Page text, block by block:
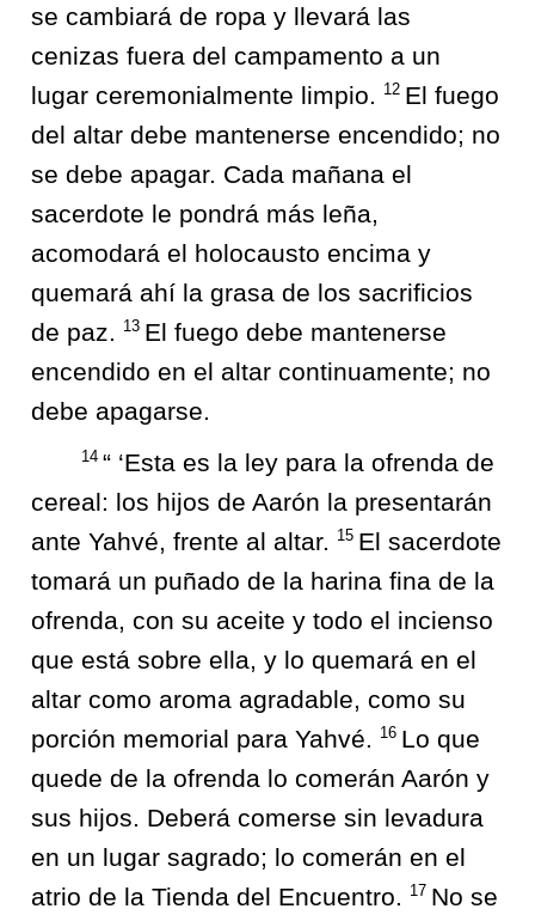
se cambiará de ropa y llevará las
cenizas fuera del campamento a un
lugar ceremonialmente limpio.
12 El fuego
del altar debe mantenerse encendido; no
se debe apagar. Cada mañana el
sacerdote le pondrá más leña,
acomodará el holocausto encima y
quemará ahí la grasa de los sacrificios
de paz.
13 El fuego debe mantenerse
encendido en el altar continuamente; no
debe apagarse.
14 “ ‘Esta es la ley para la ofrenda de
cereal: los hijos de Aarón la presentarán
ante Yahvé, frente al altar.
15 El sacerdote
tomará un puñado de la harina fina de la
ofrenda, con su aceite y todo el incienso
que está sobre ella, y lo quemará en el
altar como aroma agradable, como su
porción memorial para Yahvé.
16 Lo que
quede de la ofrenda lo comerán Aarón y
sus hijos. Deberá comerse sin levadura
en un lugar sagrado; lo comerán en el
atrio de la Tienda del Encuentro.
17 No se